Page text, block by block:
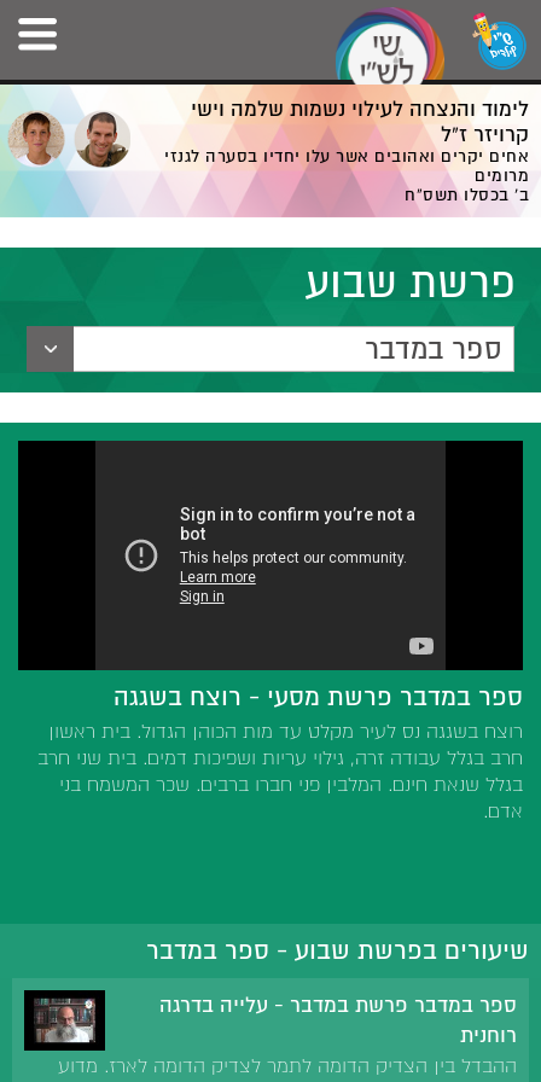
לימוד והנצחה לעילוי נשמות שלמה וישי
קרויזר ז”ל
אחים יקרים ואהובים אשר עלו יחדיו בסערה לגנזי
מרומים
ב' בכסלו תשס”ח
פרשת שבוע
ספר במדבר
ספר במדבר פרשת מסעי - רוצח בשגגה
רוצח בשגגה נס לעיר מקלט עד מות הכוהן הגדול. בית ראשון
חרב בגלל עבודה זרה, גילוי עריות ושפיכות דמים. בית שני חרב
בגלל שנאת חינם. המלבין פני חברו ברבים. שכר המשמח בני
אדם.
שיעורים בפרשת שבוע - ספר במדבר
ספר במדבר פרשת במדבר - עלייה בדרגה
רוחנית
ההבדל בין הצדיק הדומה לתמר לצדיק הדומה לארז. מדוע